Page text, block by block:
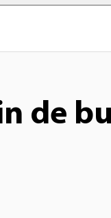
de